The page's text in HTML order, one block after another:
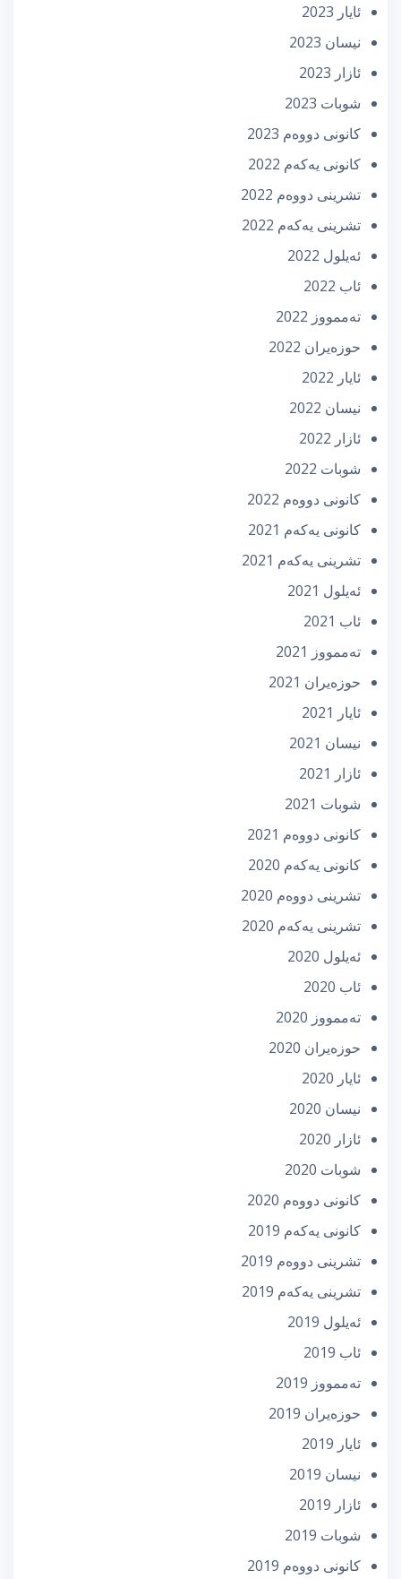
ئایار 2023
نیسان 2023
ئازار 2023
شوبات 2023
كانونی دووه‌م 2023
كانونی یه‌كه‌م 2022
تشرینی دووه‌م 2022
تشرینی یه‌كه‌م 2022
ئه‌یلول 2022
ئاب 2022
تەممووز 2022
حوزه‌یران 2022
ئایار 2022
نیسان 2022
ئازار 2022
شوبات 2022
كانونی دووه‌م 2022
كانونی یه‌كه‌م 2021
تشرینی یه‌كه‌م 2021
ئه‌یلول 2021
ئاب 2021
تەممووز 2021
حوزه‌یران 2021
ئایار 2021
نیسان 2021
ئازار 2021
شوبات 2021
كانونی دووه‌م 2021
كانونی یه‌كه‌م 2020
تشرینی دووه‌م 2020
تشرینی یه‌كه‌م 2020
ئه‌یلول 2020
ئاب 2020
تەممووز 2020
حوزه‌یران 2020
ئایار 2020
نیسان 2020
ئازار 2020
شوبات 2020
كانونی دووه‌م 2020
كانونی یه‌كه‌م 2019
تشرینی دووه‌م 2019
تشرینی یه‌كه‌م 2019
ئه‌یلول 2019
ئاب 2019
تەممووز 2019
حوزه‌یران 2019
ئایار 2019
نیسان 2019
ئازار 2019
شوبات 2019
كانونی دووه‌م 2019